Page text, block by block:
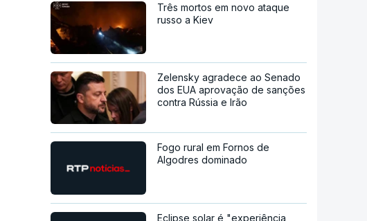
Três mortos em novo ataque
russo a Kiev
Zelensky agradece ao Senado
dos EUA aprovação de sanções
contra Rússia e Irão
Fogo rural em Fornos de
Algodres dominado
Eclipse solar é "experiência